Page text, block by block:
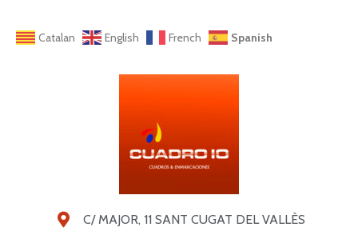
Catalan English French Spanish
C/ MAJOR, 11 SANT CUGAT DEL VALLÈS